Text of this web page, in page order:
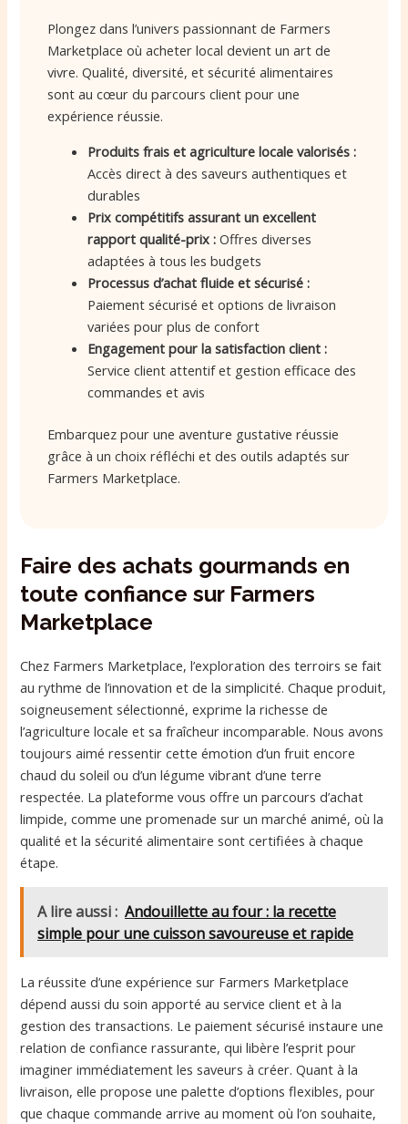
Plongez dans l’univers passionnant de Farmers
Marketplace où acheter local devient un art de
vivre. Qualité, diversité, et sécurité alimentaires
sont au cœur du parcours client pour une
expérience réussie.
Produits frais et agriculture locale valorisés :
Accès direct à des saveurs authentiques et
durables
Prix compétitifs assurant un excellent
rapport qualité-prix : Offres diverses
adaptées à tous les budgets
Processus d’achat fluide et sécurisé :
Paiement sécurisé et options de livraison
variées pour plus de confort
Engagement pour la satisfaction client :
Service client attentif et gestion efficace des
commandes et avis
Embarquez pour une aventure gustative réussie
grâce à un choix réfléchi et des outils adaptés sur
Farmers Marketplace.
Faire des achats gourmands en
toute confiance sur Farmers
Marketplace
Chez Farmers Marketplace, l’exploration des terroirs se fait
au rythme de l’innovation et de la simplicité. Chaque produit,
soigneusement sélectionné, exprime la richesse de
l’agriculture locale et sa fraîcheur incomparable. Nous avons
toujours aimé ressentir cette émotion d’un fruit encore
chaud du soleil ou d’un légume vibrant d’une terre
respectée. La plateforme vous offre un parcours d’achat
limpide, comme une promenade sur un marché animé, où la
qualité et la sécurité alimentaire sont certifiées à chaque
étape.
A lire aussi : Andouillette au four : la recette
simple pour une cuisson savoureuse et rapide
La réussite d’une expérience sur Farmers Marketplace
dépend aussi du soin apporté au service client et à la
gestion des transactions. Le paiement sécurisé instaure une
relation de confiance rassurante, qui libère l’esprit pour
imaginer immédiatement les saveurs à créer. Quant à la
livraison, elle propose une palette d’options flexibles, pour
que chaque commande arrive au moment où l’on souhaite,